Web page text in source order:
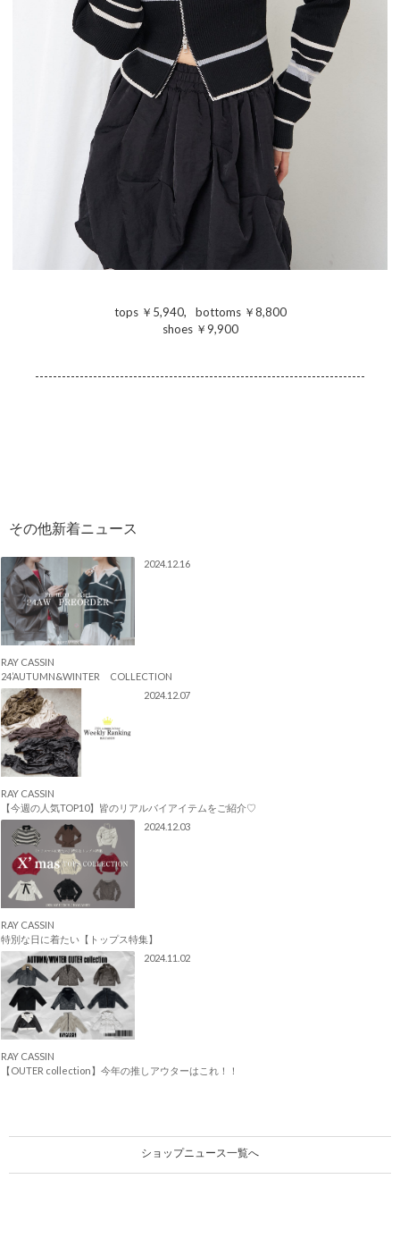
tops ￥5,940, bottoms ￥8,800
shoes ￥9,900
--------------------------------------------------------------------------
2024.12.16
RAY CASSIN
24’AUTUMN&WINTER COLLECTION
2024.12.07
RAY CASSIN
【今週の人気TOP10】皆のリアルバイアイテムをご紹介♡
2024.12.03
RAY CASSIN
特別な日に着たい【トップス特集】
2024.11.02
RAY CASSIN
【OUTER collection】今年の推しアウターはこれ！！
ショップニュース一覧へ